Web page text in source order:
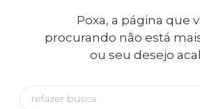
Poxa, a página que
procurando não está
ou seu desejo